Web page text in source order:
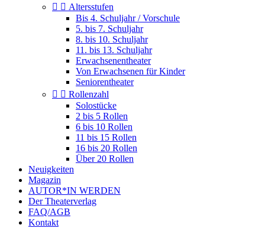
  Altersstufen
Bis 4. Schuljahr / Vorschule
5. bis 7. Schuljahr
8. bis 10. Schuljahr
11. bis 13. Schuljahr
Erwachsenentheater
Von Erwachsenen für Kinder
Seniorentheater
  Rollenzahl
Solostücke
2 bis 5 Rollen
6 bis 10 Rollen
11 bis 15 Rollen
16 bis 20 Rollen
Über 20 Rollen
Neuigkeiten
Magazin
AUTOR*IN WERDEN
Der Theaterverlag
FAQ/AGB
Kontakt